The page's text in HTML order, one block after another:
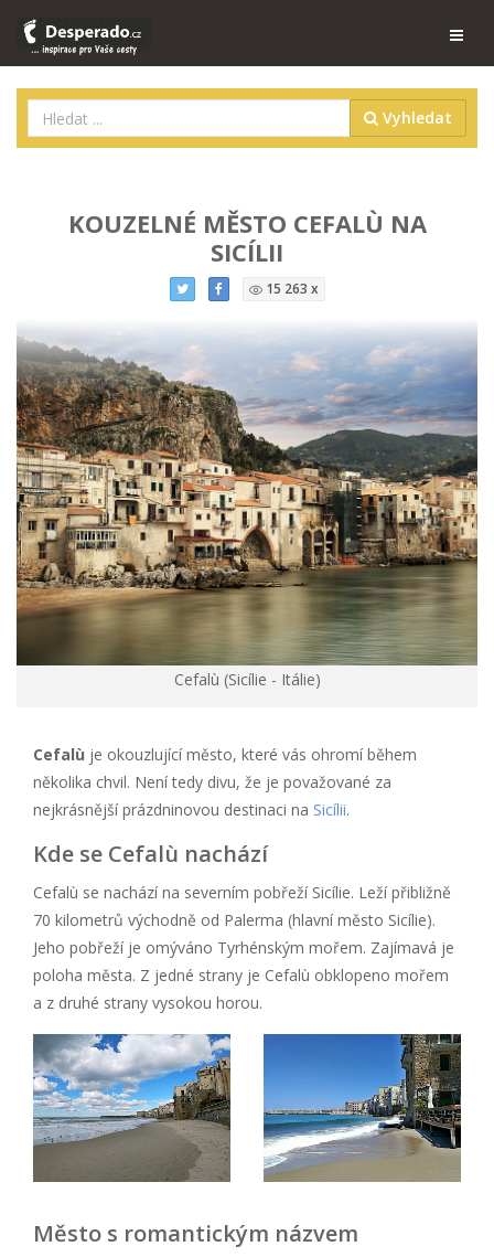
Vyhledat
KOUZELNÉ MĚSTO CEFALÙ NA
SICÍLII
15 263 x
Cefalù (Sicílie - Itálie)
Cefalù je okouzlující město, které vás ohromí během
několika chvil. Není tedy divu, že je považované za
nejkrásnější prázdninovou destinaci na Sicílii.
Kde se Cefalù nachází
Cefalù se nachází na severním pobřeží Sicílie. Leží přibližně
70 kilometrů východně od Palerma (hlavní město Sicílie).
Jeho pobřeží je omýváno Tyrhénským mořem. Zajímavá je
poloha města. Z jedné strany je Cefalù obklopeno mořem
a z druhé strany vysokou horou.
Město s romantickým názvem